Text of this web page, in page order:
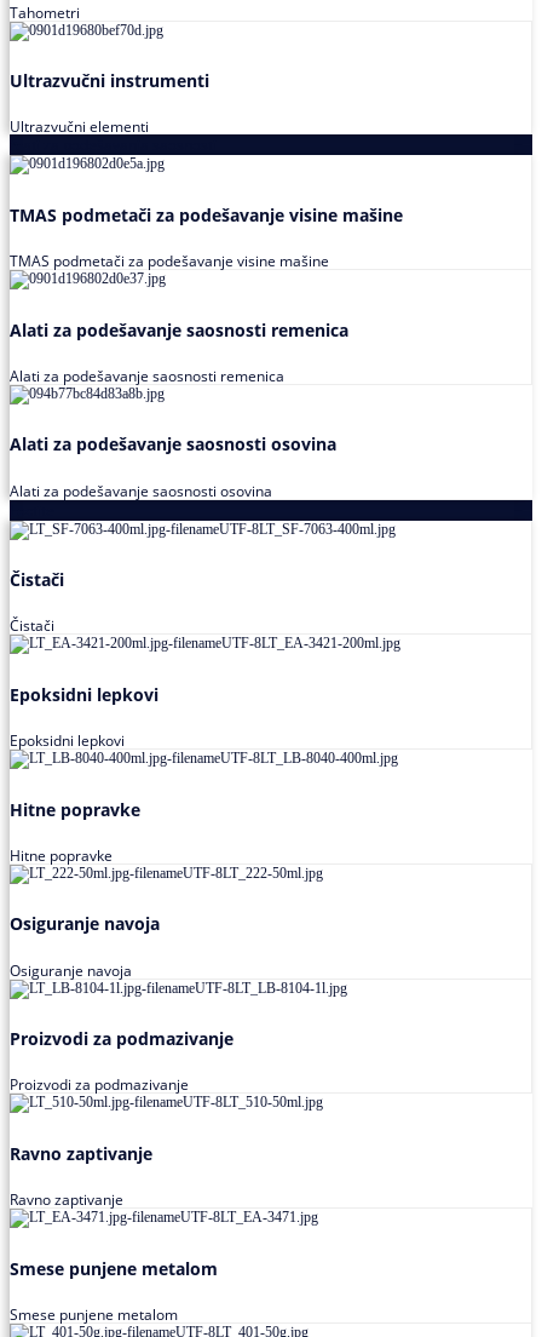
Tahometri
Ultrazvučni instrumenti
Ultrazvučni elementi
TMAS podmetači za podešavanje visine mašine
TMAS podmetači za podešavanje visine mašine
Alati za podešavanje saosnosti remenica
Alati za podešavanje saosnosti remenica
Alati za podešavanje saosnosti osovina
Alati za podešavanje saosnosti osovina
Čistači
Čistači
Epoksidni lepkovi
Epoksidni lepkovi
Hitne popravke
Hitne popravke
Osiguranje navoja
Osiguranje navoja
Proizvodi za podmazivanje
Proizvodi za podmazivanje
Ravno zaptivanje
Ravno zaptivanje
Smese punjene metalom
Smese punjene metalom